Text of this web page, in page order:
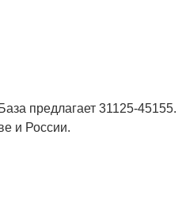
предлагает 31125-45155.
и России.